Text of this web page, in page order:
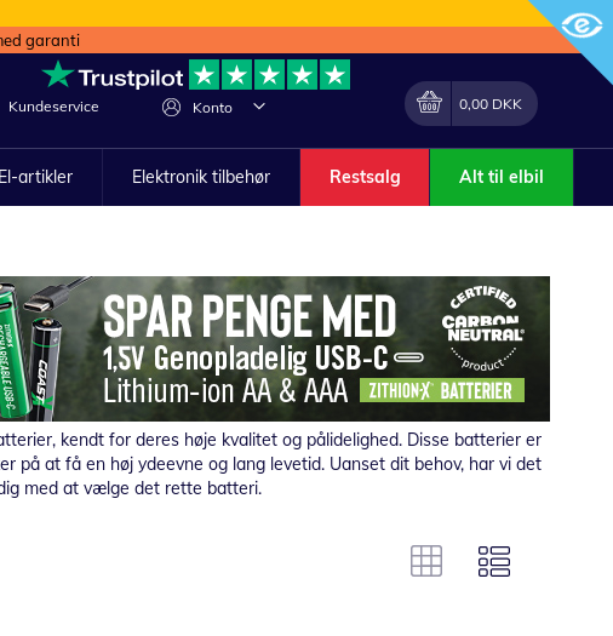
garanti
Konto
Lave
Min indkøbskurv
0,00 DKK
Kundeservice
El-artikler Elektronik tilbehør Restsalg Alt til elbil
kendt for deres høje kvalitet og pålidelighed. Disse batterier er
på at få en høj ydeevne og lang levetid. Uanset dit behov, har vi det
med at vælge det rette batteri.